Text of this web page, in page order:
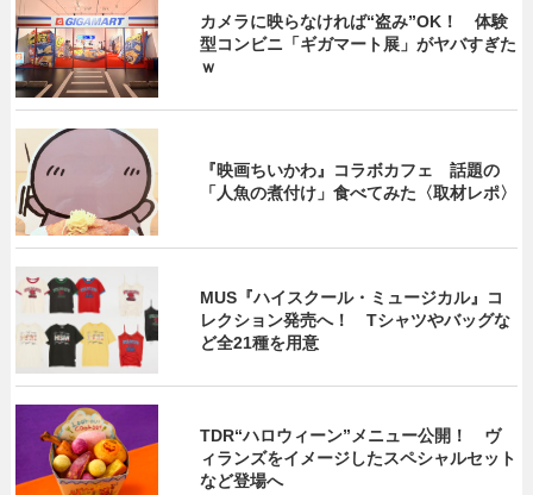
カメラに映らなければ“盗み”OK！ 体験
型コンビニ「ギガマート展」がヤバすぎた
ｗ
『映画ちいかわ』コラボカフェ 話題の
「人魚の煮付け」食べてみた〈取材レポ〉
MUS『ハイスクール・ミュージカル』コ
レクション発売へ！ Tシャツやバッグな
ど全21種を用意
TDR“ハロウィーン”メニュー公開！ ヴ
ィランズをイメージしたスペシャルセット
など登場へ